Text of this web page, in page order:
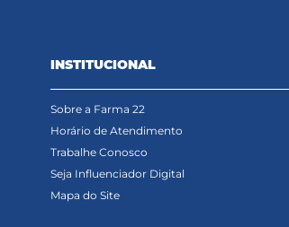
INSTITUCIONAL
Sobre a Farma 22
Horário de Atendimento
Trabalhe Conosco
Seja Influenciador Digital
Mapa do Site